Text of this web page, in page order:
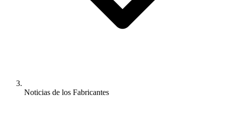
Noticias de los Fabricantes